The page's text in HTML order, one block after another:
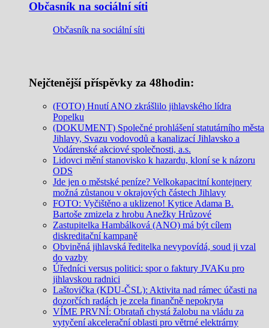
Občasník na sociální síti
Občasník na sociální síti
Nejčtenější příspěvky za 48hodin:
(FOTO) Hnutí ANO zkrášlilo jihlavského lídra
Popelku
(DOKUMENT) Společné prohlášení statutárního města
Jihlavy, Svazu vodovodů a kanalizací Jihlavsko a
Vodárenské akciové společnosti, a.s.
Lidovci mění stanovisko k hazardu, kloní se k názoru
ODS
Jde jen o městské peníze? Velkokapacitní kontejnery
možná zůstanou v okrajových částech Jihlavy
FOTO: Vyčištěno a uklizeno! Kytice Adama B.
Bartoše zmizela z hrobu Anežky Hrůzové
Zastupitelka Hambálková (ANO) má být cílem
diskreditační kampaně
Obviněná jihlavská ředitelka nevypovídá, soud ji vzal
do vazby
Úředníci versus politici: spor o faktury JVAKu pro
jihlavskou radnici
Laštovička (KDU-ČSL): Aktivita nad rámec účasti na
dozorčích radách je zcela finančně nepokryta
VÍME PRVNÍ: Obrataň chystá žalobu na vládu za
vytyčení akcelerační oblasti pro větrné elektrárny